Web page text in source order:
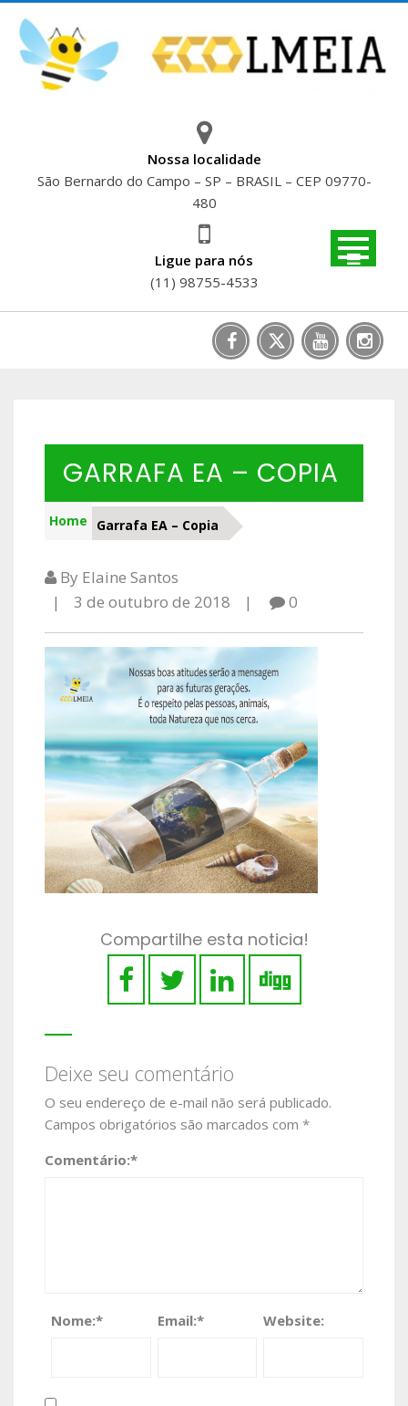
content
Nossa localidade
São Bernardo do Campo – SP – BRASIL – CEP 09770-
480
Ligue para nós
(11) 98755-4533
GARRAFA EA – COPIA
Home Garrafa EA – Copia
By Elaine Santos
3 de outubro de 2018
0
Compartilhe esta noticia!
Deixe seu comentário
O seu endereço de e-mail não será publicado.
Campos obrigatórios são marcados com *
Comentário:*
Nome:* Email:* Website: